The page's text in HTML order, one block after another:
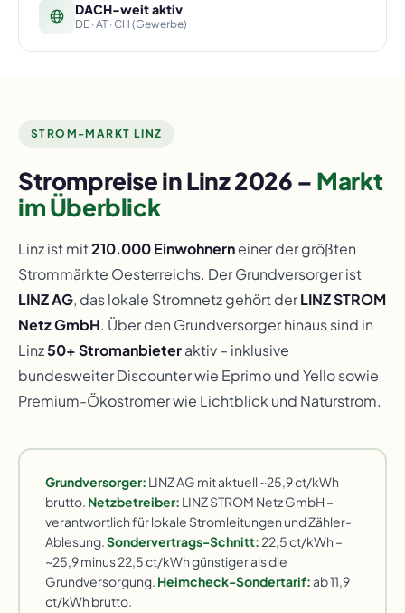
DACH-weit aktiv
DE · AT · CH (Gewerbe)
STROM-MARKT LINZ
Strompreise in Linz 2026 – Markt
im Überblick
Linz ist mit210.000 Einwohnerneiner der größten
Strommärkte Oesterreichs. Der Grundversorger ist
LINZ AG, das lokale Stromnetz gehört derLINZ STROM
Netz GmbH. Über den Grundversorger hinaus sind in
Linz50+ Stromanbieteraktiv – inklusive
bundesweiter Discounter wie Eprimo und Yello sowie
Premium-Ökostromer wie Lichtblick und Naturstrom.
Grundversorger: LINZ AG mit aktuell ~25,9 ct/kWh
brutto. Netzbetreiber: LINZ STROM Netz GmbH –
verantwortlich für lokale Stromleitungen und Zähler-
Ablesung.Sondervertrags-Schnitt: 22,5 ct/kWh –
~25,9 minus 22,5 ct/kWh günstiger als die
Grundversorgung. Heimcheck-Sondertarif:ab 11,9
ct/kWh brutto.